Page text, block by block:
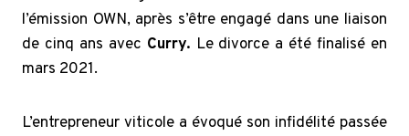
l’émission OWN, après s’être engagé dans une liaison
de cinq ans avec Curry. Le divorce a été finalisé en
mars 2021.
L’entrepreneur viticole a évoqué son infidélité passée